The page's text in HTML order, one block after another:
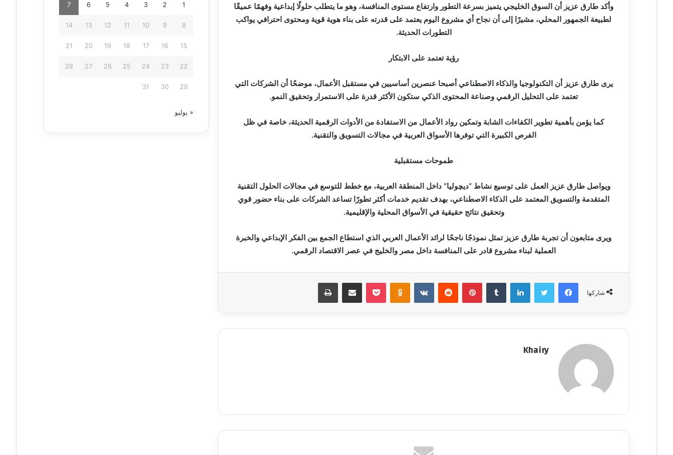
وأكد طارق عزيز أن السوق الخليجي يتميز بسرعة التطور وارتفاع مستوى المنافسة، وهو ما يتطلب حلولًا إبداعية وفهمًا عميقًا
لطبيعة الجمهور المحلي، مشيرًا إلى أن نجاح أي مشروع اليوم يعتمد على قدرته على بناء هوية قوية ومحتوى احترافي يواكب
التطورات الحديثة.
رؤية تعتمد على الابتكار
يرى طارق عزيز أن التكنولوجيا والذكاء الاصطناعي أصبحا عنصرين أساسيين في مستقبل الأعمال، موضحًا أن الشركات التي
تعتمد على التحليل الرقمي وصناعة المحتوى الذكي ستكون الأكثر قدرة على الاستمرار وتحقيق النمو.
كما يؤمن بأهمية تطوير الكفاءات الشابة وتمكين رواد الأعمال من الاستفادة من الأدوات الرقمية الحديثة، خاصة في ظل
الفرص الكبيرة التي توفرها الأسواق العربية في مجالات التسويق والتقنية.
طموحات مستقبلية
ويواصل طارق عزيز العمل على توسيع نشاط “ديچوليا” داخل المنطقة العربية، مع خطط للتوسع في مجالات الحلول التقنية
المتقدمة والتسويق المعتمد على الذكاء الاصطناعي، بهدف تقديم خدمات أكثر تطورًا تساعد الشركات على بناء حضور قوي
وتحقيق نتائج حقيقية في الأسواق المحلية والإقليمية.
ويرى متابعون أن تجربة طارق عزيز تمثل نموذجًا ناجحًا لرائد الأعمال العربي الذي استطاع الجمع بين الفكر الإبداعي والخبرة
العملية لبناء مشروع قادر على المنافسة داخل مصر والخليج في عصر الاقتصاد الرقمي.
شاركها
فيسبوك تويتر لينكدإن ‏Tumblr بينتيريست ‏Reddit
‏VKontakte
Odnoklassniki بوكيت مشاركة عبر البريد طباعة
Khairy
1
2
3
4
5
6
7
8
9
10
11
12
13
14
15
16
17
18
19
20
21
22
23
24
25
26
27
28
29
30
31
« يوليو